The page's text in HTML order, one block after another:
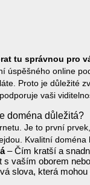
tu správnou pro
úspěšného online
Proto je důležité
vaši
doména důležitá?
Je to první
Kvalitní doména
– Čím kratší a
vaším oborem
slova, která